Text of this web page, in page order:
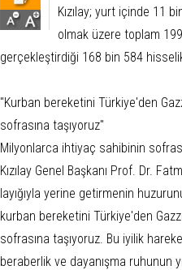
Kızılay; yurt içinde 11
olmak üzere toplam
gerçekleştirdiği 168 bin 584
"Kurban bereketini Türkiye'den
sofrasına taşıyoruz"
Milyonlarca ihtiyaç sahibinin
Kızılay Genel Başkanı Prof. Dr.
layığıyla yerine getirmenin
kurban bereketini Türkiye'den
sofrasına taşıyoruz. Bu iyilik
beraberlik ve dayanışma ruhunun